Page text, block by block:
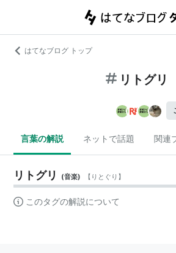
はてなブログ トップ
リトグリ
言葉の解説 ネットで話題 関連
リトグリ (音楽) 【 りとぐり 】
このタグの解説について